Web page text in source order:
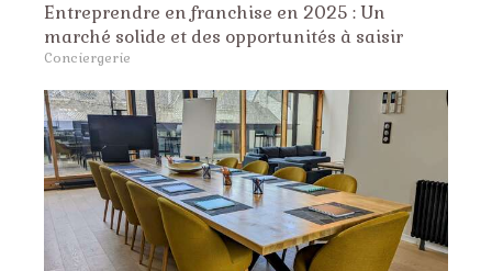
Entreprendre en franchise en 2025 : Un
marché solide et des opportunités à saisir
Conciergerie